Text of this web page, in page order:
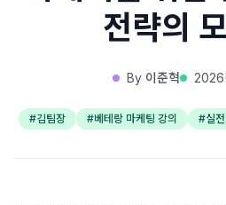
전략의
By 이준혁 2026
#김팀장 #베테랑 마케팅 강의 #실